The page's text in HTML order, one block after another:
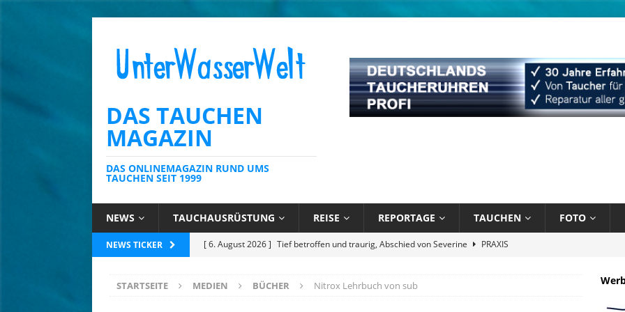
DAS TAUCHEN
MAGAZIN
DAS ONLINEMAGAZIN RUND UMS
TAUCHEN SEIT 1999
NEWS TAUCHAUSRÜSTUNG REISE REPORTAGE TAUCHEN FOTO
NEWS TICKER [ 6. August 2026 ] Kein Schnäppchen und stark limitiert: Bühlmann Decompression 02 Orange
[ 6. August 2026 ] Die Karibik unter Wasser mit Sandals Resorts
STARTSEITE MEDIEN BÜCHER Nitrox Lehrbuch von sub